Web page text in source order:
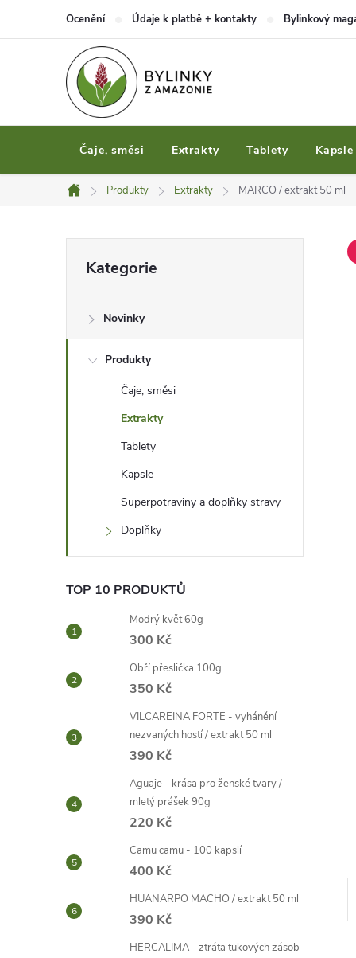
Ocenění Údaje k platbě + kontakty Bylinkový
Čaje, směsi Extrakty Tablety Kapsle
Domů
Produkty Extrakty MARCO / extrakt 50 ml
s
í
p
n
e
kategorie
Kategorie
Novinky
Produkty
Čaje, směsi
Extrakty
Tablety
Kapsle
Superpotraviny a doplňky stravy
Doplňky
TOP 10 PRODUKTŮ
Modrý květ 60g
300 Kč
Obří přeslička 100g
350 Kč
VILCAREINA FORTE - vyhánění
nezvaných hostí / extrakt 50 ml
390 Kč
Aguaje - krása pro ženské tvary /
mletý prášek 90g
220 Kč
Camu camu - 100 kapslí
400 Kč
HUANARPO MACHO / extrakt 50 ml
390 Kč
HERCALIMA - ztráta tukových zásob